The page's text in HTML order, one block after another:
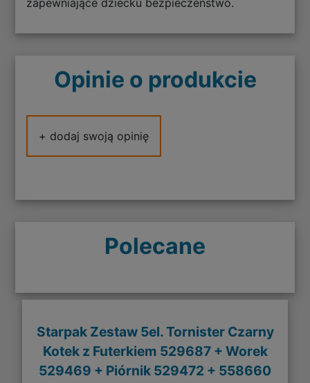
Opinie o produkcie
+ dodaj swoją opinię
Polecane
Starpak Zestaw 5el. Tornister Czarny
Kotek z Futerkiem 529687 + Worek
529469 + Piórnik 529472 + 558660